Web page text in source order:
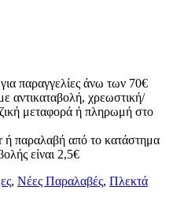
παραγγελίες άνω των 70€
αντικαταβολή, χρεωστική/
μεταφορά ή πληρωμή στο
παραλαβή από το κατάστημα
είναι 2,5€
, Νέες Παραλαβές, Πλεκτά